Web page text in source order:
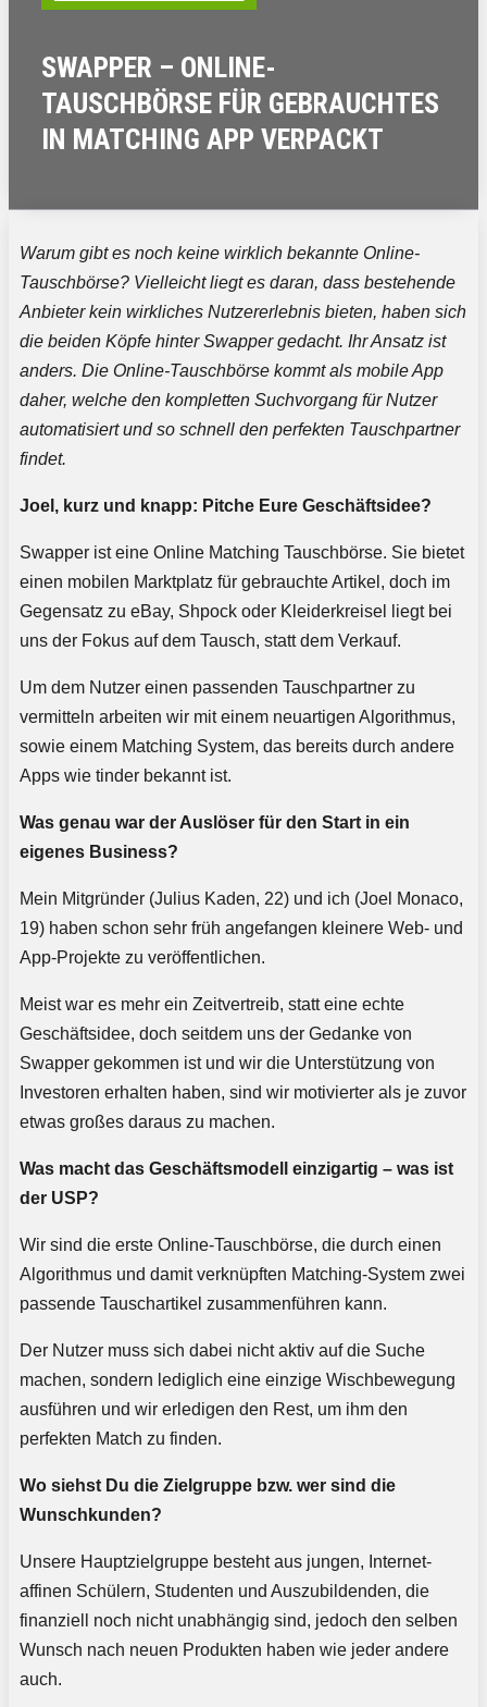
SWAPPER – ONLINE-
TAUSCHBÖRSE FÜR GEBRAUCHTES
IN MATCHING APP VERPACKT
Warum gibt es noch keine wirklich bekannte Online-
Tauschbörse? Vielleicht liegt es daran, dass bestehende
Anbieter kein wirkliches Nutzererlebnis bieten, haben sich
die beiden Köpfe hinter Swapper gedacht. Ihr Ansatz ist
anders. Die Online-Tauschbörse kommt als mobile App
daher, welche den kompletten Suchvorgang für Nutzer
automatisiert und so schnell den perfekten Tauschpartner
findet.
Joel, kurz und knapp: Pitche Eure Geschäftsidee?
Swapper ist eine Online Matching Tauschbörse. Sie bietet
einen mobilen Marktplatz für gebrauchte Artikel, doch im
Gegensatz zu eBay, Shpock oder Kleiderkreisel liegt bei
uns der Fokus auf dem Tausch, statt dem Verkauf.
Um dem Nutzer einen passenden Tauschpartner zu
vermitteln arbeiten wir mit einem neuartigen Algorithmus,
sowie einem Matching System, das bereits durch andere
Apps wie tinder bekannt ist.
Was genau war der Auslöser für den Start in ein
eigenes Business?
Mein Mitgründer (Julius Kaden, 22) und ich (Joel Monaco,
19) haben schon sehr früh angefangen kleinere Web- und
App-Projekte zu veröffentlichen.
Meist war es mehr ein Zeitvertreib, statt eine echte
Geschäftsidee, doch seitdem uns der Gedanke von
Swapper gekommen ist und wir die Unterstützung von
Investoren erhalten haben, sind wir motivierter als je zuvor
etwas großes daraus zu machen.
Was macht das Geschäftsmodell einzigartig – was ist
der USP?
Wir sind die erste Online-Tauschbörse, die durch einen
Algorithmus und damit verknüpften Matching-System zwei
passende Tauschartikel zusammenführen kann.
Der Nutzer muss sich dabei nicht aktiv auf die Suche
machen, sondern lediglich eine einzige Wischbewegung
ausführen und wir erledigen den Rest, um ihm den
perfekten Match zu finden.
Wo siehst Du die Zielgruppe bzw. wer sind die
Wunschkunden?
Unsere Hauptzielgruppe besteht aus jungen, Internet-
affinen Schülern, Studenten und Auszubildenden, die
finanziell noch nicht unabhängig sind, jedoch den selben
Wunsch nach neuen Produkten haben wie jeder andere
auch.